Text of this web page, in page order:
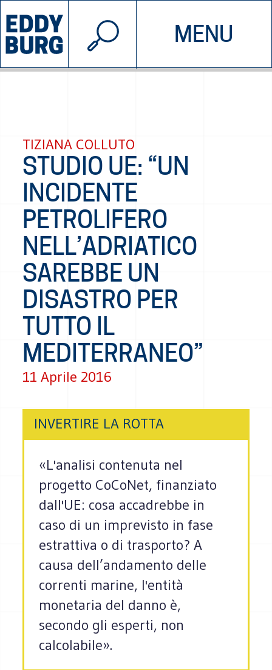
MENU
INIZIATIVE CHI SIAMO
© 2026 EDDYBURG
TIZIANA COLLUTO
STUDIO UE: “UN
INCIDENTE
PETROLIFERO
NELL’ADRIATICO
SAREBBE UN
DISASTRO PER
TUTTO IL
MEDITERRANEO”
11 Aprile 2016
INVERTIRE LA ROTTA
«L'analisi contenuta nel
progetto CoCoNet, finanziato
dall'UE: cosa accadrebbe in
caso di un imprevisto in fase
estrattiva o di trasporto? A
causa dell’andamento delle
correnti marine, l'entità
monetaria del danno è,
secondo gli esperti, non
calcolabile».